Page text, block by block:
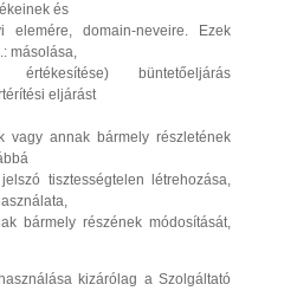
és
elemére, domain-neveire. Ezek
másolása,
értékesítése) büntetőeljárás
eljárást
vagy annak bármely részletének
tisztességtelen létrehozása,
bármely részének módosítását,
kizárólag a Szolgáltató